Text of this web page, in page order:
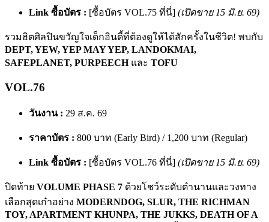
Link ซื้อบัตร : [ซื้อบัตร VOL.75 ที่นี่] (เปิดขาย 15 มิ.ย. 69)
รวมฮิตศิลปินขวัญใจเด็กอินดี้ที่ต้องดูให้ได้สักครั้งในชีวิต! พบกับ
DEPT, YEW, YEP MAY YEP, LANDOKMAI,
SAFEPLANET, PURPEECHและ TOFU
VOL.76
วันงาน : 29 ส.ค. 69
ราคาบัตร : 800 บาท (Early Bird) / 1,200 บาท (Regular)
Link ซื้อบัตร : [ซื้อบัตร VOL.76 ที่นี่] (เปิดขาย 15 มิ.ย. 69)
ปิดท้าย VOLUME PHASE 7 ด้วยโชว์ระดับตำนานและวงทาง
เลือกสุดเก๋าอย่าง MODERNDOG, SLUR, THE RICHMAN
TOY, APARTMENT KHUNPA, THE JUKKS, DEATH OF A